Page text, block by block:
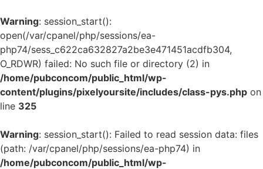
Warning: session_start():
open(/var/cpanel/php/sessions/ea-
php74/sess_c622ca632827a2be3e471451acdfb304,
O_RDWR) failed: No such file or directory (2) in
/home/pubconcom/public_html/wp-
content/plugins/pixelyoursite/includes/class-pys.php on
line 325
Warning: session_start(): Failed to read session data: files
(path: /var/cpanel/php/sessions/ea-php74) in
/home/pubconcom/public_html/wp-